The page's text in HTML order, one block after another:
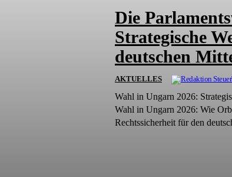
Die
Strategische
deutschen
AKTUELLES
Wahl in Ungarn 2026:
Wahl in Ungarn 2026: Wie
Rechtssicherheit für den